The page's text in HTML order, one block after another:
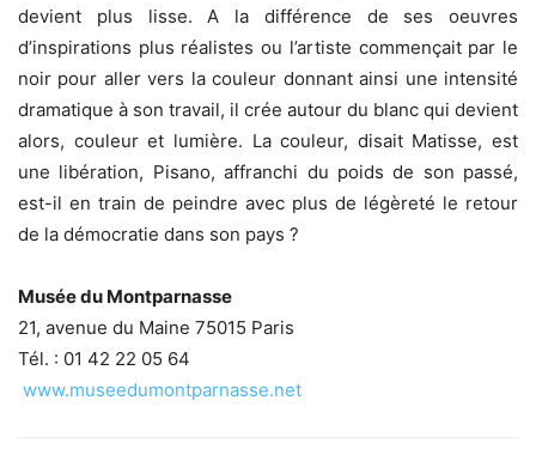
devient plus lisse. A la différence de ses oeuvres
d’inspirations plus réalistes ou l’artiste commençait par le
noir pour aller vers la couleur donnant ainsi une intensité
dramatique à son travail, il crée autour du blanc qui devient
alors, couleur et lumière. La couleur, disait Matisse, est
une libération, Pisano, affranchi du poids de son passé,
est-il en train de peindre avec plus de légèreté le retour
de la démocratie dans son pays ?
Musée du Montparnasse
21, avenue du Maine 75015 Paris
Tél. : 01 42 22 05 64
www.museedumontparnasse.net